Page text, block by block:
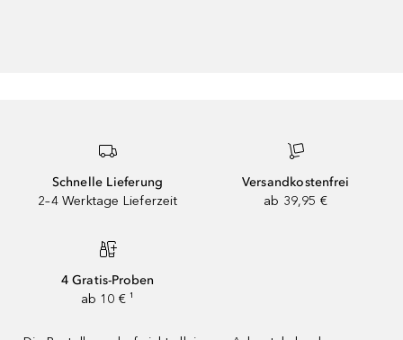
Schnelle Lieferung
2–4 Werktage Lieferzeit
Versandkostenfrei
ab 39,95 €
4 Gratis-Proben
ab 10 € ¹